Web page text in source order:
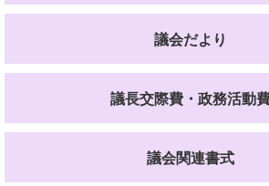
議会だより
議長交際費・政務活動
議会関連書式